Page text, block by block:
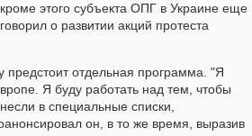
этого субъекта ОПГ в Украине еще
о развитии акций протеста
предстоит отдельная программа. "Я
Я буду работать над тем, чтобы
в специальные списки,
он, в то же время, выразив